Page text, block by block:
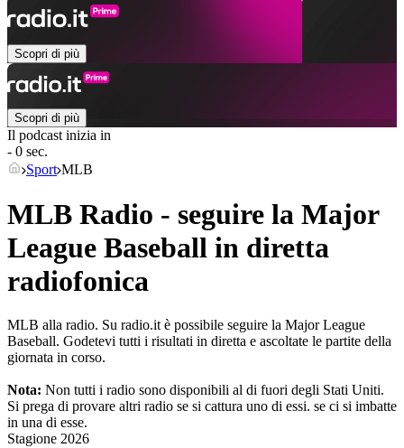
Scopri di più
Scopri di più
Il podcast inizia in
- 0 sec.
Sport MLB
MLB Radio - seguire la Major
League Baseball in diretta
radiofonica
MLB alla radio. Su radio.it è possibile seguire la Major League
Baseball. Godetevi tutti i risultati in diretta e ascoltate le partite della
giornata in corso.
Nota: Non tutti i radio sono disponibili al di fuori degli Stati Uniti.
Si prega di provare altri radio se si cattura uno di essi. se ci si imbatte
in una di esse.
Stagione 2026